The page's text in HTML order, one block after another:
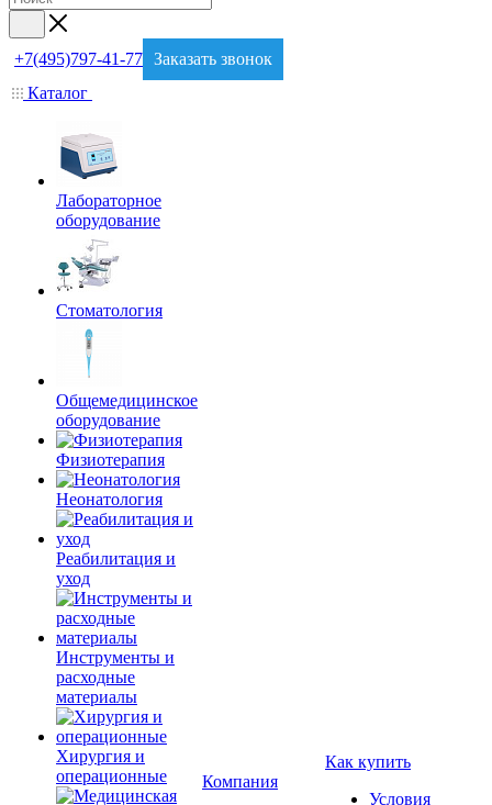
+7(495)797-41-77 Заказать звонок
Каталог
Лабораторное
оборудование
Стоматология
Общемедицинское
оборудование
Физиотерапия
Неонатология
Реабилитация и
уход
Инструменты и
расходные
материалы
Хирургия и
операционные
Компания
Как купить
Условия